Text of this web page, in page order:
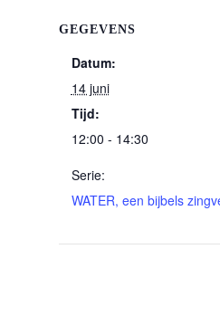
GEGEVENS
Datum:
14 juni
Tijd:
12:00 - 14:30
Serie:
WATER, een bijbels